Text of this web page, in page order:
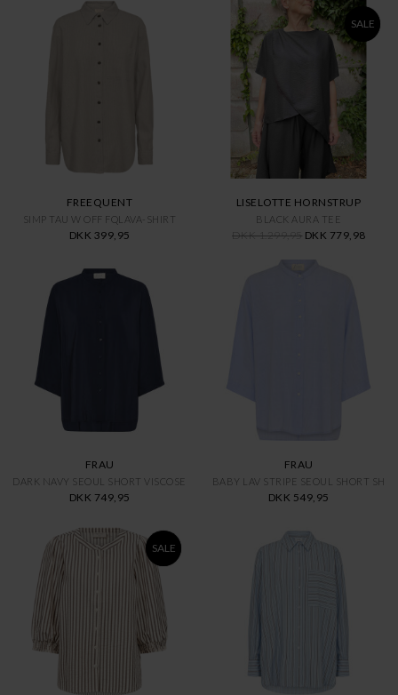
FREEQUENT
SIMP TAU W OFF FQLAVA-SHIRT
DKK 399,95
SALE
LISELOTTE HORNSTRUP
BLACK AURA TEE
DKK 1.299,95 DKK 779,98
FRAU
DARK NAVY SEOUL SHORT VISCOSE
DKK 749,95
FRAU
BABY LAV STRIPE SEOUL SHORT SH
DKK 549,95
SALE